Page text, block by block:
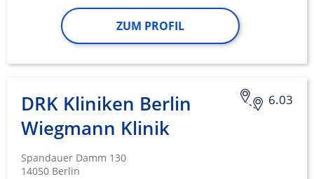
ZUM PROFIL
6.03
DRK Kliniken Berlin
Wiegmann Klinik
Spandauer Damm 130
14050 Berlin